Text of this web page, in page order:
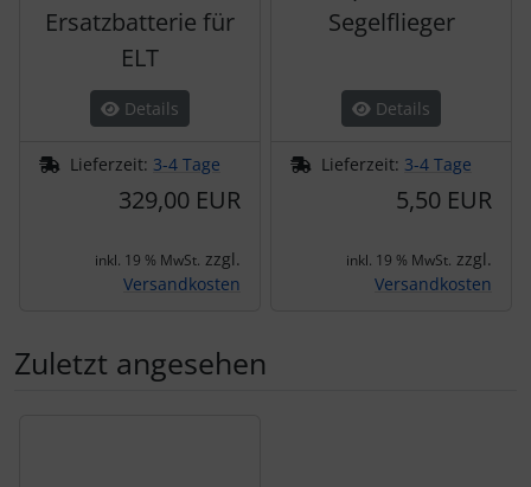
Ersatzbatterie für
ELT
Details
Lieferzeit: 3-4 Tage
329,00 EUR
inkl. 19 % MwSt. zzgl.
Versandkosten
Segelflieger
Details
Lieferzeit: 3-4 Tage
5,50 EUR
inkl. 19 % MwSt. zzgl.
Versandkosten
Zuletzt angesehen